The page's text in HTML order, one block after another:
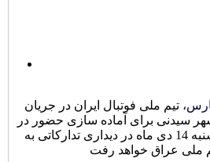
، تیم ملی فوتبال ایران در جریان
سیدنی برای آماده سازی حضور در
جام ملت های آسیا، یکشنبه 14 دی ماه در دیداری تدارکاتی به